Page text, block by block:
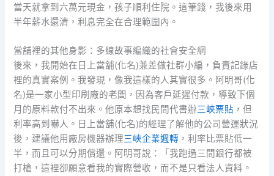
當天就拿到六萬元現金，孩子順利住院。這筆錢，我後來用
半年薪水還清，利息完全在合理範圍內。
當舖裡的其他身影：多線故事編織的社會安全網
後來，我開始在日上當舖(化名)兼差做社群小編，負責記錄店
裡的真實案例。我發現，像我這樣的人其實很多。阿明哥(化
名)是一家小型印刷廠的老闆，因為客戶延遲付款，導致下個
月的原料款付不出來。他原本想找民間代書辦三峽票貼 ，但
利率高到嚇人。日上當舖(化名)的經理了解他的公司營運狀況
後，建議他用廠房機器辦理三峽企業週轉 ，利率比票貼低一
半，而且可以分期償還。阿明哥說：「我跑過三間銀行都被
打槍，這裡卻願意看我的實際營收，而不是只看法人資料。